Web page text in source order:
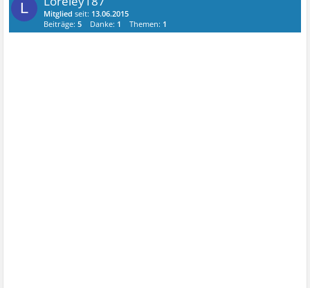
L Mitglied seit: 13.06.2015
Beiträge:5 Danke: 1 Themen: 1